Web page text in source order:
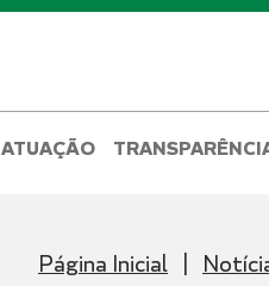
ATUAÇÃO
Página Inicial